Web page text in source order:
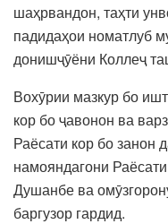
шаҳрвандон, таҳти
падидаҳои номатлуб
донишҷӯёни Коллеҷ
Вохӯрии мазкур бо
кор бо ҷавонон ва
Раёсати кор бо занон
намояндагони
Душанбе ва
баргузор гардид.